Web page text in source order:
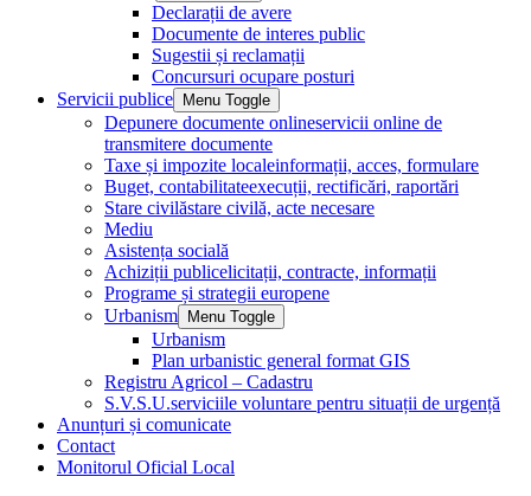
Declarații de avere
Documente de interes public
Sugestii și reclamații
Concursuri ocupare posturi
Servicii publice
Menu Toggle
Depunere documente onlineservicii online de
transmitere documente
Taxe și impozite localeinformații, acces, formulare
Buget, contabilitateexecuții, rectificări, raportări
Stare civilăstare civilă, acte necesare
Mediu
Asistența socială
Achiziții publicelicitații, contracte, informații
Programe și strategii europene
Urbanism
Menu Toggle
Urbanism
Plan urbanistic general format GIS
Registru Agricol – Cadastru
S.V.S.U.serviciile voluntare pentru situații de urgență
Anunțuri și comunicate
Contact
Monitorul Oficial Local